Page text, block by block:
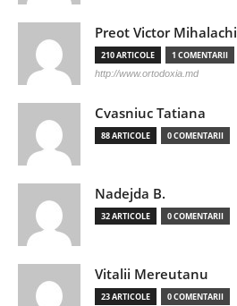
Preot Victor Mihalachi
210 ARTICOLE 1 COMENTARII
http://www.ortodoxia.md
Cvasniuc Tatiana
88 ARTICOLE 0 COMENTARII
Nadejda B.
32 ARTICOLE 0 COMENTARII
Vitalii Mereutanu
23 ARTICOLE 0 COMENTARII